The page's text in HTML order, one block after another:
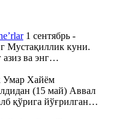
1 сентябрь -
Мустақиллик куни.
ва энг…
Хайём
(15 май) Аввал
қўрига йўғрилган…